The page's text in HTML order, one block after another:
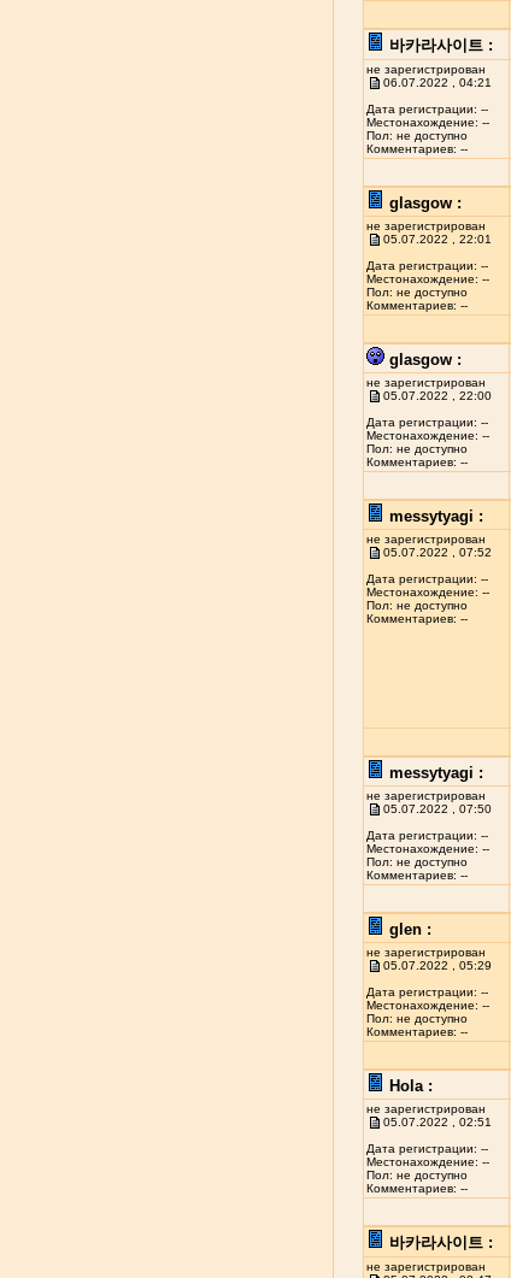
바카라사이트 :
не зарегистрирован
06.07.2022 , 04:21
Дата регистрации: --
Местонахождение: --
Пол: не доступно
Комментариев: --
glasgow :
не зарегистрирован
05.07.2022 , 22:01
Дата регистрации: --
Местонахождение: --
Пол: не доступно
Комментариев: --
glasgow :
не зарегистрирован
05.07.2022 , 22:00
Дата регистрации: --
Местонахождение: --
Пол: не доступно
Комментариев: --
messytyagi :
не зарегистрирован
05.07.2022 , 07:52
Дата регистрации: --
Местонахождение: --
Пол: не доступно
Комментариев: --
messytyagi :
не зарегистрирован
05.07.2022 , 07:50
Дата регистрации: --
Местонахождение: --
Пол: не доступно
Комментариев: --
glen :
не зарегистрирован
05.07.2022 , 05:29
Дата регистрации: --
Местонахождение: --
Пол: не доступно
Комментариев: --
Hola :
не зарегистрирован
05.07.2022 , 02:51
Дата регистрации: --
Местонахождение: --
Пол: не доступно
Комментариев: --
바카라사이트 :
не зарегистрирован